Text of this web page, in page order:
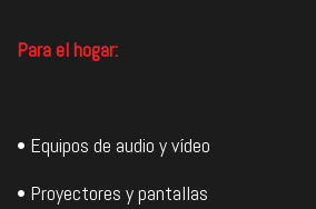
Para el hogar:
• Equipos de audio y vídeo
• Proyectores y pantallas